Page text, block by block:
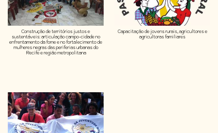
Construção de territórios justos e
sustentáveis: articulação campo-cidade no
enfrentamento da fome e no fortalecimento de
mulheres negras das periferias urbanas do
Recife e região metropolitana
Capacitação de jovens rurais, agricultores e
agricultoras familiares